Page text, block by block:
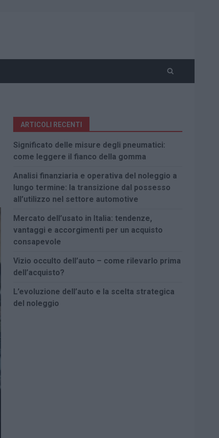
ARTICOLI RECENTI
Significato delle misure degli pneumatici:
come leggere il fianco della gomma
Analisi finanziaria e operativa del noleggio a
lungo termine: la transizione dal possesso
all’utilizzo nel settore automotive
Mercato dell’usato in Italia: tendenze,
vantaggi e accorgimenti per un acquisto
consapevole
Vizio occulto dell’auto – come rilevarlo prima
dell’acquisto?
L’evoluzione dell’auto e la scelta strategica
del noleggio